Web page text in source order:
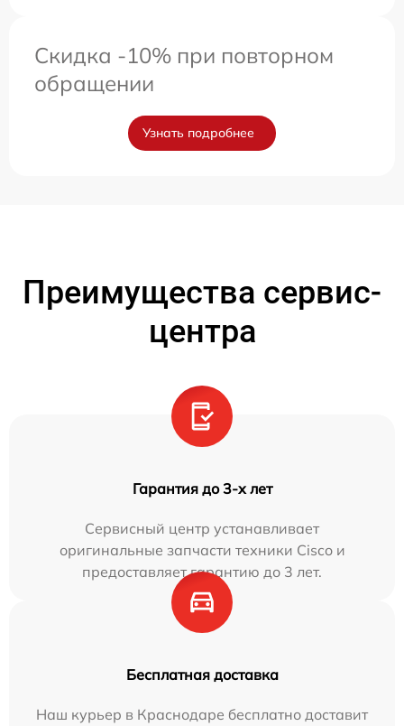
Скидка -10% при повторном
обращении
Узнать подробнее
Преимущества сервис-
центра
Гарантия до 3-х лет
Сервисный центр устанавливает
оригинальные запчасти техники Cisco и
предоставляет гарантию до 3 лет.
Бесплатная доставка
Наш курьер в Краснодаре бесплатно доставит